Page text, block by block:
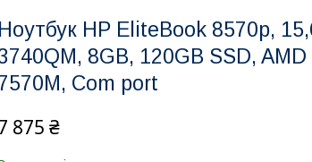
Ноутбук HP EliteBook 8570p,
8GB, 120GB SSD,
Com port
875 ₴